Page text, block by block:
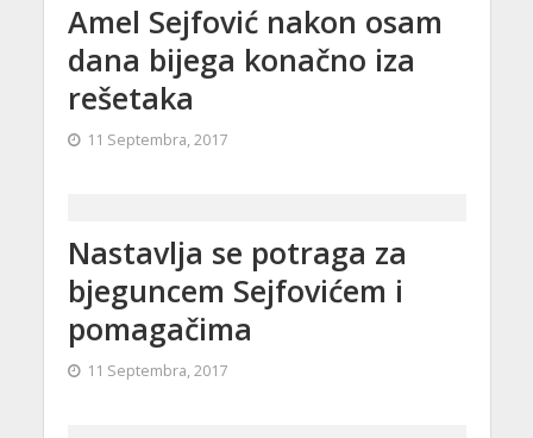
Amel Sejfović nakon osam
dana bijega konačno iza
rešetaka
11 Septembra, 2017
Nastavlja se potraga za
bjeguncem Sejfovićem i
pomagačima
11 Septembra, 2017